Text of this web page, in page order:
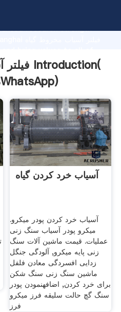
research strength
فیلتر آسیاب مخروط گیاه Introduction(
WhatsApp)
آسیاب خرد کردن گیاه
آسیاب خرد کردن پودر میکرو.
میکرو پودر آسیاب سنگ زنی
عملیات. قیمت ماشین آلات سنگ
زنی پایه میکرو, آلودگی جنگل
زدایی افسردگی معادن فلفل
ماشین سنگ زنی سنگ شکن
برای خرد کردن, اضافهنمودن پودر
سنگ گچ حالت سلیقه فرز میکرو
فرز